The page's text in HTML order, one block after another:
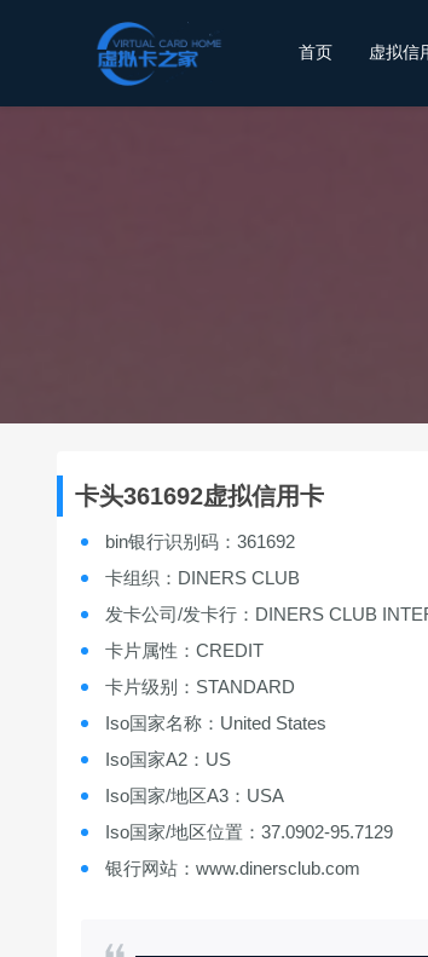
首页 虚拟信
卡头361692虚拟信用卡
bin银行识别码：361692
卡组织：DINERS CLUB
发卡公司/发卡行：DINERS CLUB
卡片属性：CREDIT
卡片级别：STANDARD
Iso国家名称：United States
Iso国家A2：US
Iso国家/地区A3：USA
Iso国家/地区位置：37.0902-95.7129
银行网站：www.dinersclub.com